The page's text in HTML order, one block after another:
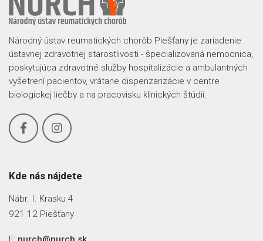
Národný ústav reumatických chorôb Piešťany je zariadenie
ústavnej zdravotnej starostlivosti - špecializovaná nemocnica,
poskytujúca zdravotné služby hospitalizácie a ambulantných
vyšetrení pacientov, vrátane dispenzarizácie v centre
biologickej liečby a na pracovisku klinických štúdií.
Kde nás nájdete
Nábr. I. Krasku 4
921 12 Piešťany